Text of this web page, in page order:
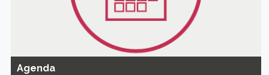
Agenda